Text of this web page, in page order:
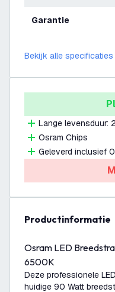
Garantie
Bekijk alle specificaties
Lange levensduur:
Osram Chips
Geleverd inclusief
productinformatie
Osram LED
6500K
Deze professionele
huidige 90 Watt